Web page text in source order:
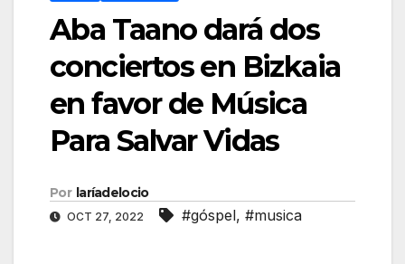
Aba Taano dará dos
conciertos en Bizkaia
en favor de Música
Para Salvar Vidas
Por laríadelocio
OCT 27, 2022 #góspel, #musica